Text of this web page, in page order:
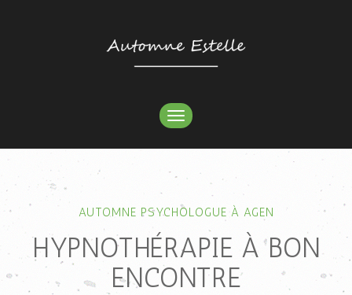
TOGGLE
NAVIGATION
AUTOMNE PSYCHOLOGUE À AGEN
HYPNOTHÉRAPIE À BON
ENCONTRE